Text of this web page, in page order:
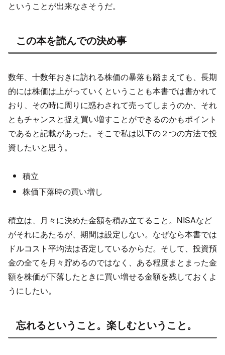
ということが出来なさそうだ。
この本を読んでの決め事
数年、十数年おきに訪れる株価の暴落も踏まえても、長期
的には株価は上がっていくということも本書では書かれて
おり、その時に周りに惑わされて売ってしまうのか、それ
ともチャンスと捉え買い増すことができるのかもポイント
であると記載があった。そこで私は以下の２つの方法で投
資したいと思う。
積立
株価下落時の買い増し
積立は、月々に決めた金額を積み立てること。NISAなど
がそれにあたるが、期間は設定しない。なぜなら本書では
ドルコスト平均法は否定しているからだ。そして、投資預
金の全てを月々貯めるのではなく、ある程度まとまった金
額を株価が下落したときに買い増せる金額を残しておくよ
うにしたい。
忘れるということ。楽しむということ。